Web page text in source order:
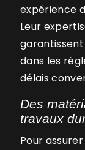
expérience
Leur
garantissent
dans les
délais
Des
travaux
Pour